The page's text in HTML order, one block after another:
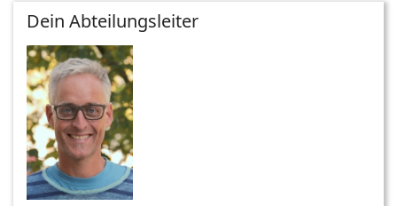
Dein Abteilungsleiter